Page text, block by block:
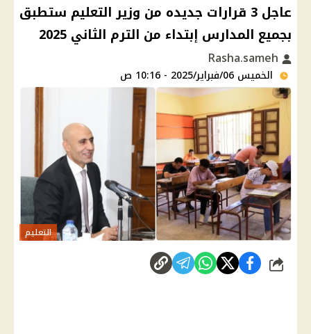
عاجل 3 قرارات جديده من وزير التعليم ستطبق
بجميع المدارس إبتداء من الترم الثاني 2025
الخميس 06/فبراير/2025 - 10:16 ص
التعليم
شارك